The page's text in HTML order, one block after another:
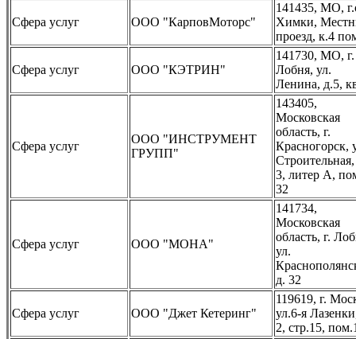
Сфера услуг ООО "КарповМоторс"
141435, МО,
Химки,
проезд, к.4
Сфера услуг ООО "КЭТРИН"
141730, МО, г.
Лобня, ул.
Ленина, д.5,
Сфера услуг
ООО "ИНСТРУМЕНТ
ГРУПП"
143405,
Московская
область, г.
Красногорск,
3, литер А,
32
Сфера услуг ООО "МОНА"
141734,
Московская
область, г.
ул.
д. 32
Сфера услуг ООО "Джет Кетеринг"
119619, г.
ул.6-я
2, стр.15,